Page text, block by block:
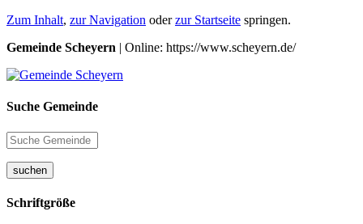
Zum Inhalt, zur Navigation oderzur Startseite springen.
Gemeinde Scheyern | Online: https://www.scheyern.de/
Suche Gemeinde
suchen
Schriftgröße